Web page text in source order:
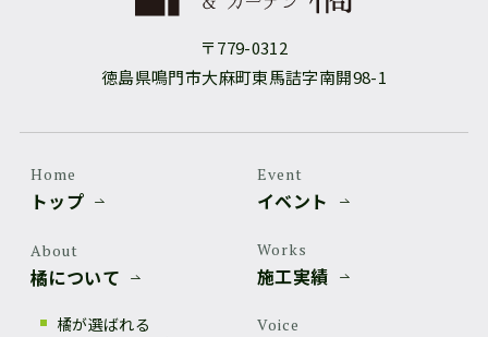
〒779-0312
徳島県鳴門市大麻町東馬詰字南開98-1
Home
トップ
About
橘について
橘が選ばれる
Event
イベント
Works
施工実績
Voice